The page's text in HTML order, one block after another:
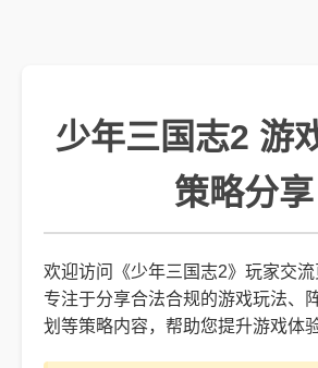
少年三国志2 游
策略分享
欢迎访问《少年三国志2》玩家交流
专注于分享合法合规的游戏玩法、
划等策略内容，帮助您提升游戏体验